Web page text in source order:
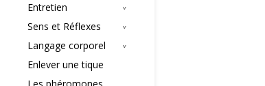
Entretien
Sens et Réflexes
Langage corporel
Enlever une tique